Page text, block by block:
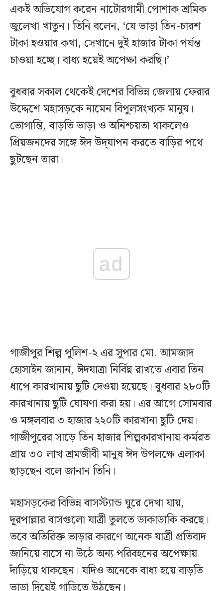
একই অভিযোগ করেন নাটোরগামী পোশাক শ্রমিক
জুলেখা খাতুন। তিনি বলেন, ‘যে ভাড়া তিন-চারশ
টাকা হওয়ার কথা, সেখানে দুই হাজার টাকা পর্যন্ত
চাওয়া হচ্ছে। বাধ্য হয়েই অপেক্ষা করছি।’
বুধবার সকাল থেকেই দেশের বিভিন্ন জেলায় ফেরার
উদ্দেশে মহাসড়কে নামেন বিপুলসংখ্যক মানুষ।
ভোগান্তি, বাড়তি ভাড়া ও অনিশ্চয়তা থাকলেও
প্রিয়জনদের সঙ্গে ঈদ উদ্‌যাপন করতে বাড়ির পথে
ছুটছেন তারা।
ad
গাজীপুর শিল্প পুলিশ-২ এর সুপার মো. আমজাদ
হোসাইন জানান, ঈদযাত্রা নির্বিঘ্ন রাখতে এবার তিন
ধাপে কারখানায় ছুটি দেওয়া হয়েছে। বুধবার ২৮০টি
কারখানায় ছুটি ঘোষণা করা হয়। এর আগে সোমবার
ও মঙ্গলবার ৩ হাজার ২২০টি কারখানা ছুটি দেয়।
গাজীপুরের সাড়ে তিন হাজার শিল্পকারখানায় কর্মরত
প্রায় ৩০ লাখ শ্রমজীবী মানুষ ঈদ উপলক্ষে এলাকা
ছাড়ছেন বলে জানান তিনি।
মহাসড়কের বিভিন্ন বাসস্ট্যান্ড ঘুরে দেখা যায়,
দূরপাল্লার বাসগুলো যাত্রী তুলতে ডাকাডাকি করছে।
তবে অতিরিক্ত ভাড়ার কারণে অনেক যাত্রী প্রতিবাদ
জানিয়ে বাসে না উঠে অন্য পরিবহনের অপেক্ষায়
দাঁড়িয়ে থাকছেন। যদিও অনেকে বাধ্য হয়ে বাড়তি